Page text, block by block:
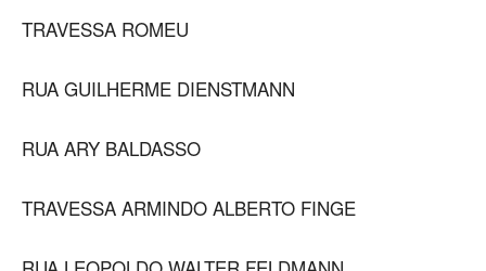
TRAVESSA ROMEU
RUA GUILHERME DIENSTMANN
RUA ARY BALDASSO
TRAVESSA ARMINDO ALBERTO FINGE